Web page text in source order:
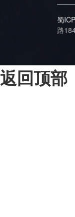
蜀
路
返回顶部